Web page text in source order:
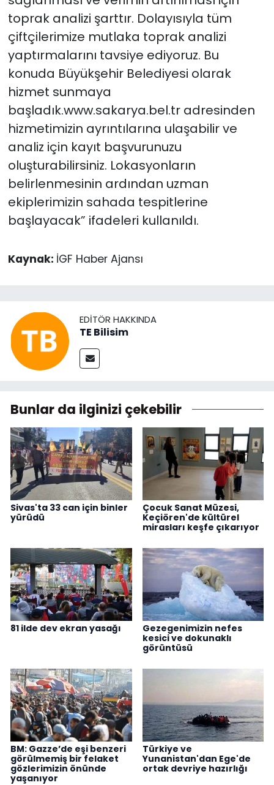
toprak analizi şarttır. Dolayısıyla tüm
çiftçilerimize mutlaka toprak analizi
yaptırmalarını tavsiye ediyoruz. Bu
konuda Büyükşehir Belediyesi olarak
hizmet sunmaya
başladık.www.sakarya.bel.tr adresinden
hizmetimizin ayrıntılarına ulaşabilir ve
analiz için kayıt başvurunuzu
oluşturabilirsiniz. Lokasyonların
belirlenmesinin ardından uzman
ekiplerimizin sahada tespitlerine
başlayacak” ifadeleri kullanıldı.
Kaynak: İGF Haber Ajansı
EDITÖR HAKKINDA
TE Bilisim
Bunlar da ilginizi çekebilir
Sivas'ta 33 can için binler
yürüdü
Çocuk Sanat Müzesi,
Keçiören'de kültürel
mirasları keşfe çıkarıyor
81 ilde dev ekran yasağı
Gezegenimizin nefes
kesici ve dokunaklı
görüntüsü
BM: Gazze’de eşi benzeri
görülmemiş bir felaket
gözlerimizin önünde
yaşanıyor
Türkiye ve
Yunanistan'dan Ege'de
ortak devriye hazırlığı